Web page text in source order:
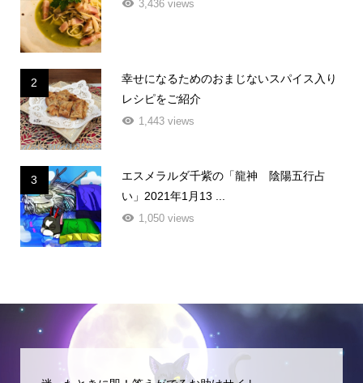
3,436 views
2
幸せになるためのおまじないスパイス入り
レシピをご紹介
1,443 views
3
エスメラルダ千紫の「龍神 陰陽五行占
い」2021年1月13 ...
1,050 views